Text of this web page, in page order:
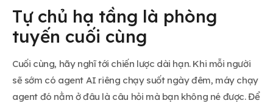
Tự chủ hạ tầng là phòng
tuyến cuối cùng
Cuối cùng, hãy nghĩ tới chiến lược dài hạn. Khi mỗi người
sẽ sớm có agent AI riêng chạy suốt ngày đêm, máy chạy
agent đó nằm ở đâu là câu hỏi mà bạn không né được. Để